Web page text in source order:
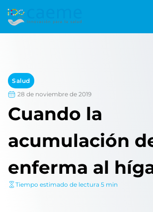
Salud
28 de noviembre de 2019
Cuando la
acumulación
enferma al
Tiempo estimado de lectura 5 min